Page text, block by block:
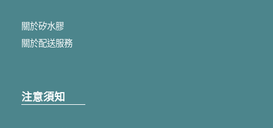
關於矽水膠
關於配送服務
注意須知